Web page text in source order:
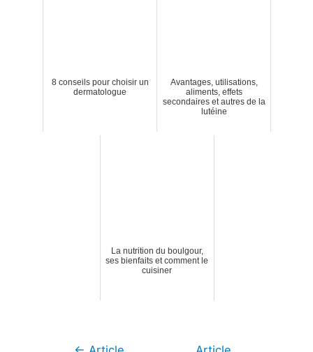
8 conseils pour choisir un
dermatologue
Avantages, utilisations,
aliments, effets
secondaires et autres de la
lutéine
La nutrition du boulgour,
ses bienfaits et comment le
cuisiner
Navigation